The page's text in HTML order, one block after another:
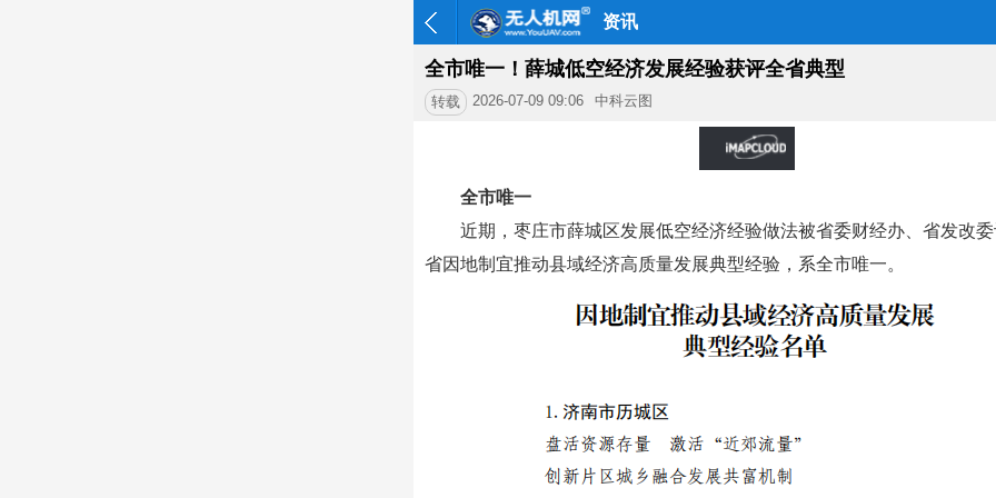
资讯
全市唯一！薛城低空经济发展经验获评全省典型
转载 2026-07-09 09:06 中科云图
全市唯一
近期，枣庄市薛城区发展低空经济经验做法被省委财经办、省发改
省因地制宜推动县域经济高质量发展典型经验，系全市唯一。